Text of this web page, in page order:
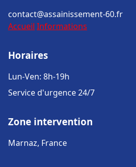
contact@assainissement-60.fr
Accueil Informations
Horaires
Lun-Ven: 8h-19h
Service d'urgence 24/7
Zone intervention
Marnaz, France